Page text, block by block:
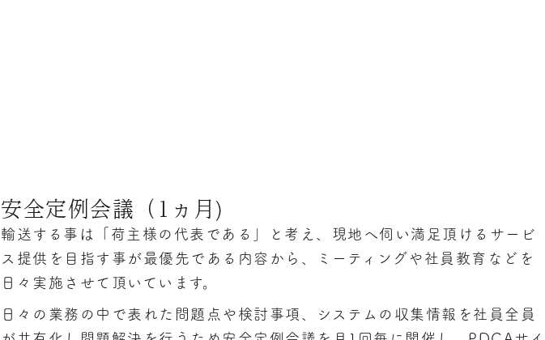
安全定例会議（1ヵ月)
輸送する事は「荷主様の代表である」と考え、現地へ伺い満足頂けるサービ
ス提供を目指す事が最優先である内容から、ミーティングや社員教育などを
日々実施させて頂いています。
日々の業務の中で表れた問題点や検討事項、システムの収集情報を社員全員